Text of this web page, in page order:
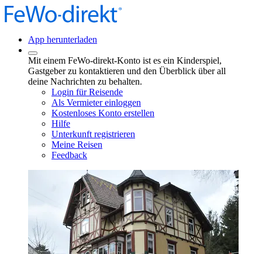
App herunterladen
Mit einem FeWo-direkt-Konto ist es ein Kinderspiel,
Gastgeber zu kontaktieren und den Überblick über all
deine Nachrichten zu behalten.
Login für Reisende
Als Vermieter einloggen
Kostenloses Konto erstellen
Hilfe
Unterkunft registrieren
Meine Reisen
Feedback